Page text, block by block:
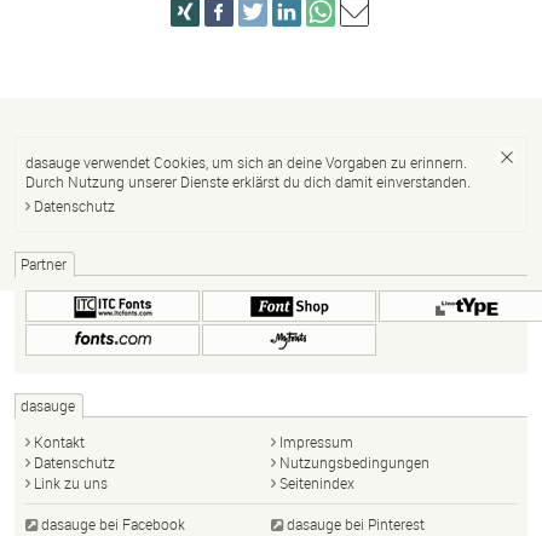
dasauge verwendet Cookies, um sich an deine Vorgaben zu erinnern.
Durch Nutzung unserer Dienste erklärst du dich damit einverstanden.
Datenschutz
Partner
dasauge
Kontakt
Impressum
Datenschutz
Nutzungsbedingungen
Link zu uns
Seitenindex
dasauge bei Facebook dasauge bei Pinterest